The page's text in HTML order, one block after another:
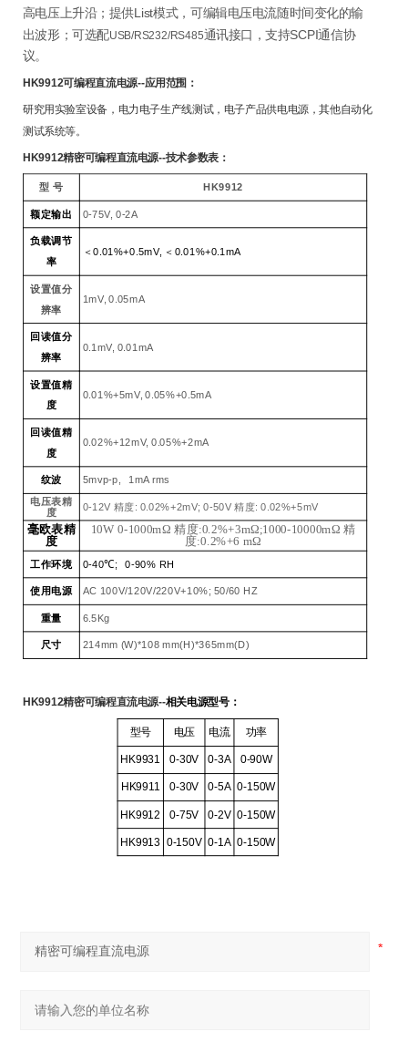
高电压上升沿；提供List模式，可编辑电压电流随时间变化的输
出波形；可选配USB/RS232/RS485通讯接口，支持SCPI通信协
议。
HK9912可编程直流电源--应用范围：
研究用实验室设备，电力电子生产线测试，电子产品供电电源，其他自动化
测试系统等。
HK9912精密可编程直流电源--技术参数表：
型 号 HK9912
额定输出 0-75V, 0-2A
负载调节
率
＜0.01%+0.5mV, ＜0.01%+0.1mA
设置值分
辨率
1mV, 0.05mA
回读值分
辨率
0.1mV, 0.01mA
设置值精
度
0.01%+5mV, 0.05%+0.5mA
回读值精
度
0.02%+12mV, 0.05%+2mA
纹波 5mvp-p, 1mA rms
电压表精
度 0-12V 精度: 0.02%+2mV; 0-50V 精度: 0.02%+5mV
毫欧表精
度
10W 0-1000mΩ 精度:0.2%+3mΩ;1000-10000mΩ 精
度:0.2%+6 mΩ
工作环境 0-40℃; 0-90% RH
使用电源 AC 100V/120V/220V+10%; 50/60 HZ
重量 6.5Kg
尺寸 214mm (W)*108 mm(H)*365mm(D)
HK9912精密可编程直流电源--相关电源型号：
型号 电压 电流 功率
HK9931 0-30V 0-3A 0-90W
HK9911 0-30V 0-5A 0-150W
HK9912 0-75V 0-2V 0-150W
HK9913 0-150V 0-1A 0-150W